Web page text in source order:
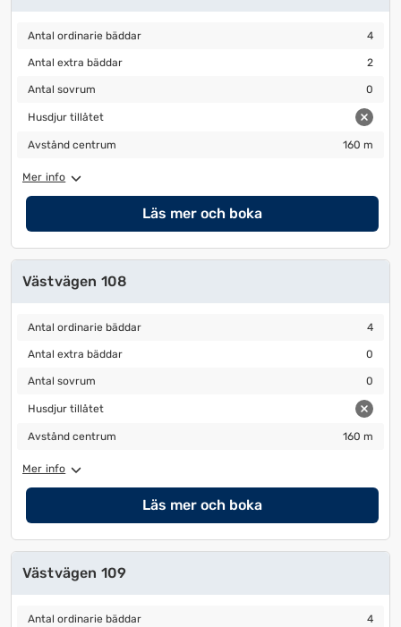
Antal ordinarie bäddar
Antal ordinarie bäddar 4
Antal extra bäddar
Antal extra bäddar 2
Antal sovrum
Antal sovrum 0
Husdjur tillåtet
Husdjur tillåtet
Avstånd centrum
Avstånd centrum 160 m
Mer info
Läs mer och boka
Västvägen 108
Antal ordinarie bäddar
Antal ordinarie bäddar 4
Antal extra bäddar
Antal extra bäddar 0
Antal sovrum
Antal sovrum 0
Husdjur tillåtet
Husdjur tillåtet
Avstånd centrum
Avstånd centrum 160 m
Mer info
Läs mer och boka
Västvägen 109
Antal ordinarie bäddar
Antal ordinarie bäddar 4